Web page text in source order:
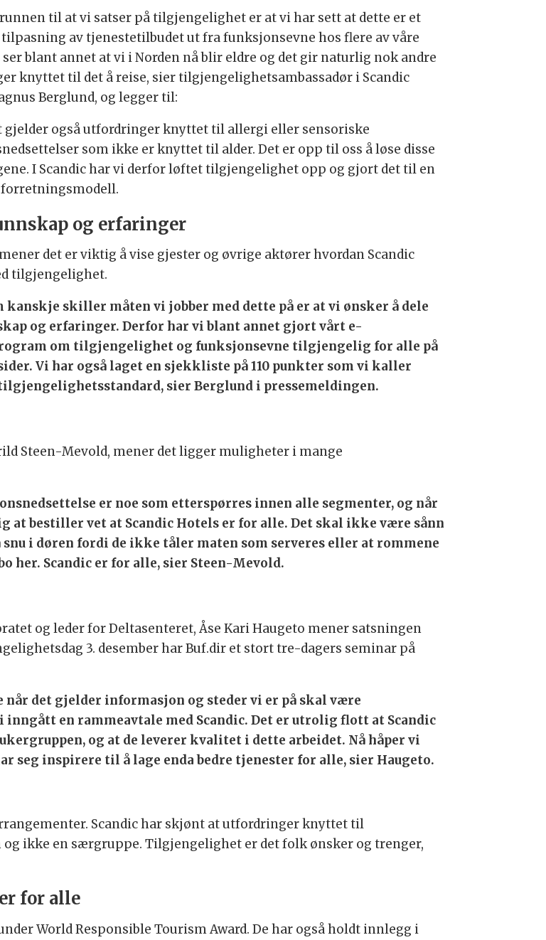
til at vi satser på tilgjengelighet er at vi har sett at dette er et
av tjenestetilbudet ut fra funksjonsevne hos flere av våre
ser blant annet at vi i Norden nå blir eldre og det gir naturlig nok andre
knyttet til det å reise, sier tilgjengelighetsambassadør i Scandic
Berglund, og legger til:
gjelder også utfordringer knyttet til allergi eller sensoriske
som ikke er knyttet til alder. Det er opp til oss å løse disse
I Scandic har vi derfor løftet tilgjengelighet opp og gjort det til en
forretningsmodell.
og erfaringer
det er viktig å vise gjester og øvrige aktører hvordan Scandic
tilgjengelighet.
kanskje skiller måten vi jobber med dette på er at vi ønsker å dele
og erfaringer. Derfor har vi blant annet gjort vårt e-
om tilgjengelighet og funksjonsevne tilgjengelig for alle på
Vi har også laget en sjekkliste på 110 punkter som vi kaller
sier Berglund i pressemeldingen.
Steen-Mevold, mener det ligger muligheter i mange
er noe som etterspørres innen alle segmenter, og når
at bestiller vet at Scandic Hotels er for alle. Det skal ikke være sånn
i døren fordi de ikke tåler maten som serveres eller at rommene
her. Scandic er for alle, sier Steen-Mevold.
og leder for Deltasenteret, Åse Kari Haugeto mener satsningen
3. desember har Buf.dir et stort tre-dagers seminar på
det gjelder informasjon og steder vi er på skal være
en rammeavtale med Scandic. Det er utrolig flott at Scandic
og at de leverer kvalitet i dette arbeidet. Nå håper vi
seg inspirere til å lage enda bedre tjenester for alle, sier Haugeto.
Scandic har skjønt at utfordringer knyttet til
ikke en særgruppe. Tilgjengelighet er det folk ønsker og trenger,
for alle
World Responsible Tourism Award. De har også holdt innlegg i